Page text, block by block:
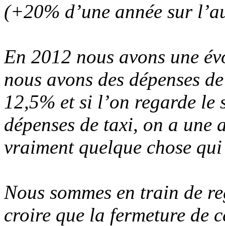
(+20% d’une année sur
En 2012 nous avons une
nous avons des dépenses
12,5% et si l’on regarde le
dépenses de taxi, on a
vraiment quelque chose
Nous sommes en train de
croire que la fermeture de